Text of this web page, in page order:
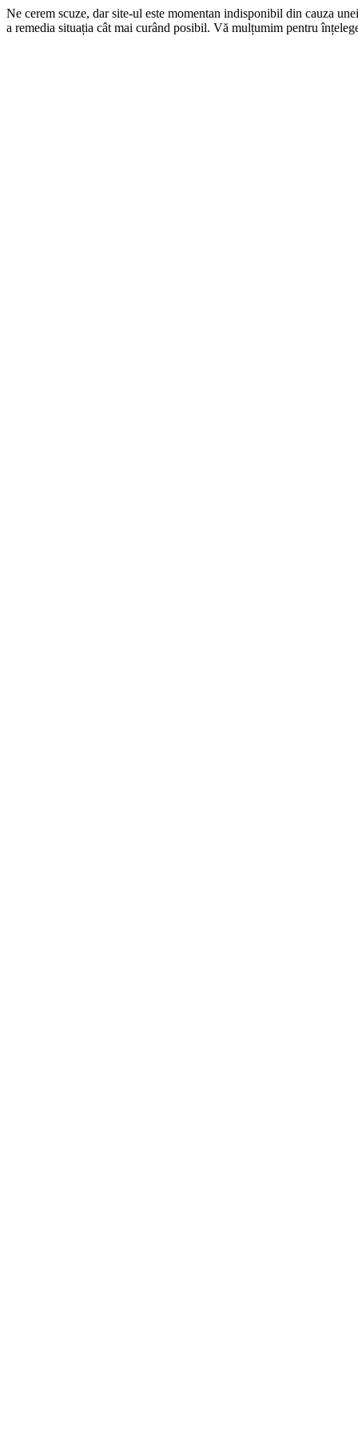
Ne cerem scuze, dar site-ul este momentan indisponibil din cauza
a remedia situația cât mai curând posibil. Vă mulțumim pentru